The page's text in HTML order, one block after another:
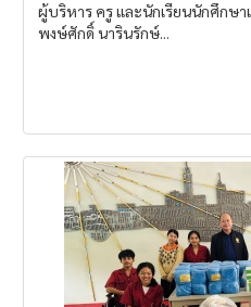
ผู้บริหาร ครู และนักเรียนนักศึกษ
พงษ์ศักดิ์ นารินรักษ์...